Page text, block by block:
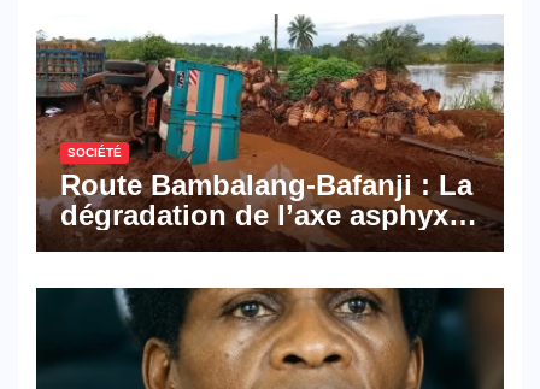
numériques made in
Cameroon
SOCIÉTÉ
Route Bambalang-Bafanji : La
dégradation de l’axe asphyxie
les activités économiques